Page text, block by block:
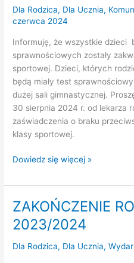
2024/2025
Dla Rodzica, Dla Ucznia,
czerwca 2024
Informuję, że wszystkie dzieci
sprawnościowych zostały
sportowej. Dzieci, których
będą miały test
dużej sali gimnastycznej.
30 sierpnia 2024 r. od lekarza
zaświadczenia o braku
klasy sportowej.
Komunikat
testów
sprawnościowych
do
klasy
Dowiedz się więcej »
ZAKOŃCZENIE
2023/2024
Dla Rodzica, Dla Ucznia,